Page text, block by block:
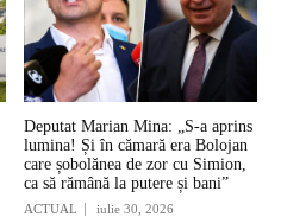
Deputat Marian Mina: „S-a aprins
lumina! Și în cămară era Bolojan
care șobolănea de zor cu Simion,
ca să rămână la putere și bani”
ACTUAL iulie 30, 2026